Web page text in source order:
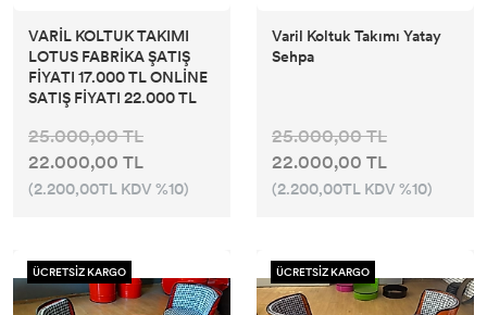
VARİL KOLTUK TAKIMI
LOTUS FABRİKA ŞATIŞ
FİYATI 17.000 TL ONLİNE
SATIŞ FİYATI 22.000 TL
25.000,00 TL
22.000,00 TL
(2.200,00TL KDV %10)
Varil Koltuk Takımı Yatay
Sehpa
25.000,00 TL
22.000,00 TL
(2.200,00TL KDV %10)
ÜCRETSİZ KARGO ÜCRETSİZ KARGO